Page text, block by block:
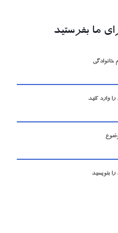
ما بفرستید
خانوادگی
وارد کنید
را بنویسید